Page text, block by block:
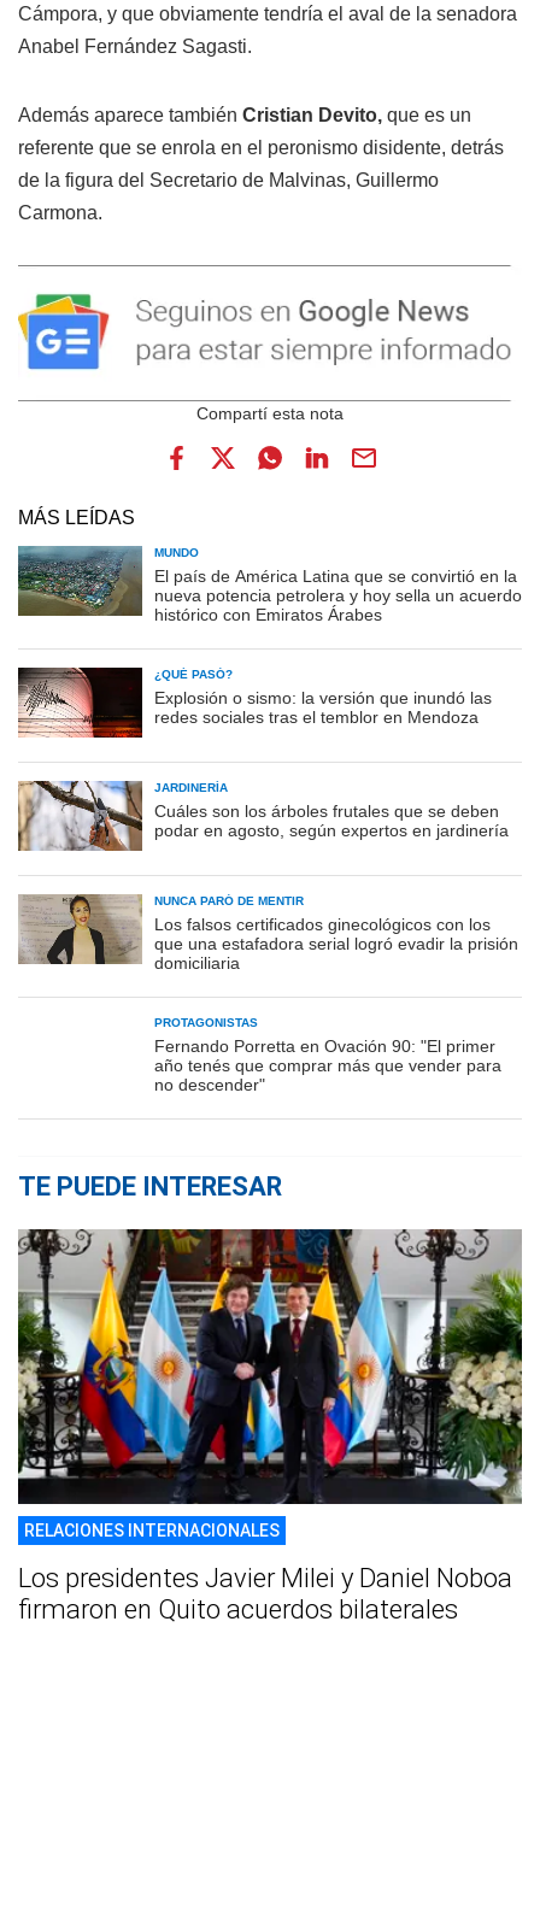
Cámpora, y que obviamente tendría el aval de la senadora
Anabel Fernández Sagasti.
Además aparece también Cristian Devito, que es un
referente que se enrola en el peronismo disidente, detrás
de la figura del Secretario de Malvinas, Guillermo
Carmona.
MÁS LEÍDAS
MUNDO
El país de América Latina que se convirtió en la
nueva potencia petrolera y hoy sella un acuerdo
histórico con Emiratos Árabes
¿QUÉ PASÓ?
Explosión o sismo: la versión que inundó las
redes sociales tras el temblor en Mendoza
JARDINERÍA
Cuáles son los árboles frutales que se deben
podar en agosto, según expertos en jardinería
NUNCA PARÓ DE MENTIR
Los falsos certificados ginecológicos con los
que una estafadora serial logró evadir la prisión
domiciliaria
PROTAGONISTAS
Fernando Porretta en Ovación 90: "El primer
año tenés que comprar más que vender para
no descender"
TE PUEDE INTERESAR
RELACIONES INTERNACIONALES
Los presidentes Javier Milei y Daniel Noboa
firmaron en Quito acuerdos bilaterales